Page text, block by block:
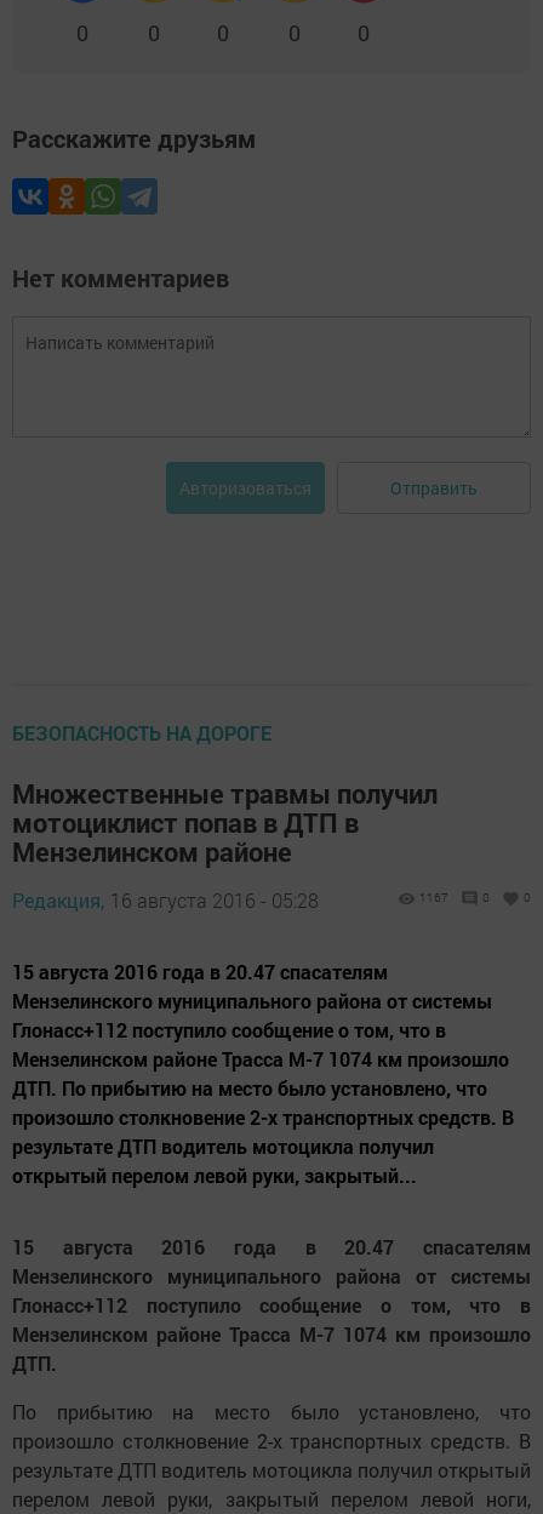
0 0 0 0 0
Расскажите друзьям
Нет комментариев
Авторизоваться Отправить
БЕЗОПАСНОСТЬ НА ДОРОГЕ
Множественные травмы получил
мотоциклист попав в ДТП в
Мензелинском районе
Редакция, 16 августа 2016 - 05:28 1167 0 0
15 августа 2016 года в 20.47 спасателям
Мензелинского муниципального района от системы
Глонасс+112 поступило сообщение о том, что в
Мензелинском районе Трасса М-7 1074 км произошло
ДТП. По прибытию на место было установлено, что
произошло столкновение 2-х транспортных средств. В
результате ДТП водитель мотоцикла получил
открытый перелом левой руки, закрытый...
15 августа 2016 года в 20.47 спасателям
Мензелинского муниципального района от системы
Глонасс+112 поступило сообщение о том, что в
Мензелинском районе Трасса М-7 1074 км произошло
ДТП.
По прибытию на место было установлено, что
произошло столкновение 2-х транспортных средств. В
результате ДТП водитель мотоцикла получил открытый
перелом левой руки, закрытый перелом левой ноги,